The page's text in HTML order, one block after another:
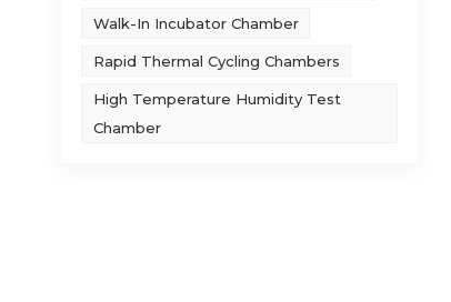
Walk-In Incubator Chamber
Rapid Thermal Cycling Chambers
High Temperature Humidity Test
Chamber